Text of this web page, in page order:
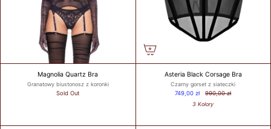
Magnolia Quartz Bra
Granatowy biustonosz z koronki
Sold Out
Asteria Black Corsage Bra
Czarny gorset z siateczki
749,00 zł
990,00 zł
3 Kolory